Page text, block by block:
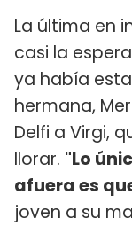
La última en
casi la
ya había
hermana,
Delfi a Virgi,
llorar. "Lo
afuera es
joven a su